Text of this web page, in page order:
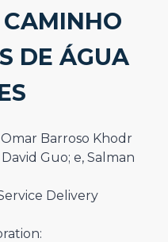
DE ÁGUA
Omar Barroso Khodr
Guo; e, Salman
Delivery